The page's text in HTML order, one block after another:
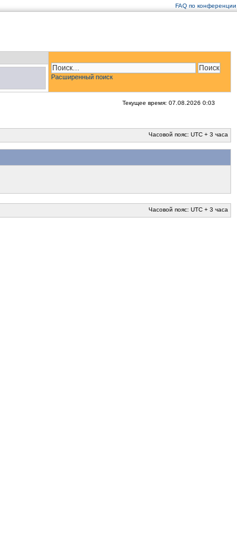
FAQ по конференции
Расширенный поиск
Текущее время: 07.08.2026 0:03
Часовой пояс: UTC + 3 часа
Часовой пояс: UTC + 3 часа